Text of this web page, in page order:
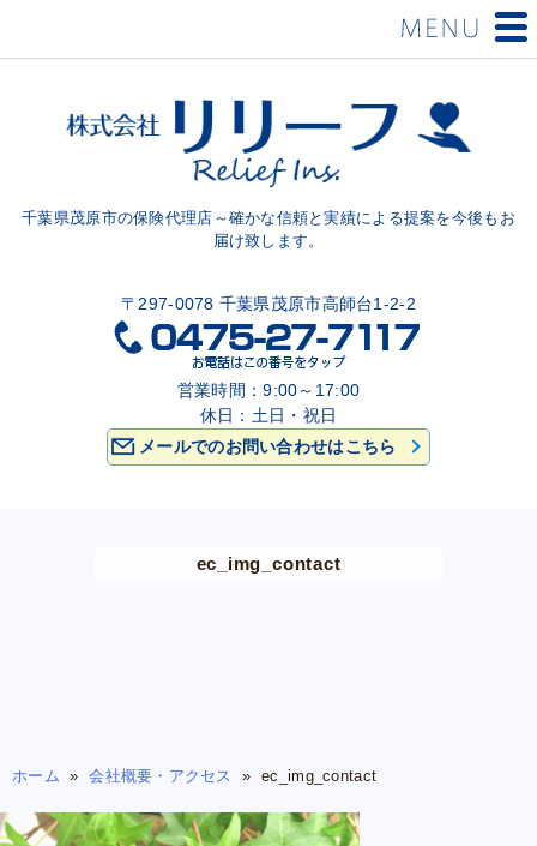
千葉県茂原市の保険代理店～確かな信頼と実績による提案を今後もお
届け致します。
〒297-0078 千葉県茂原市高師台1-2-2
営業時間：9:00～17:00
休日：土日・祝日
メールでのお問い合わせはこちら
ec_img_contact
ホーム »会社概要・アクセス »ec_img_contact